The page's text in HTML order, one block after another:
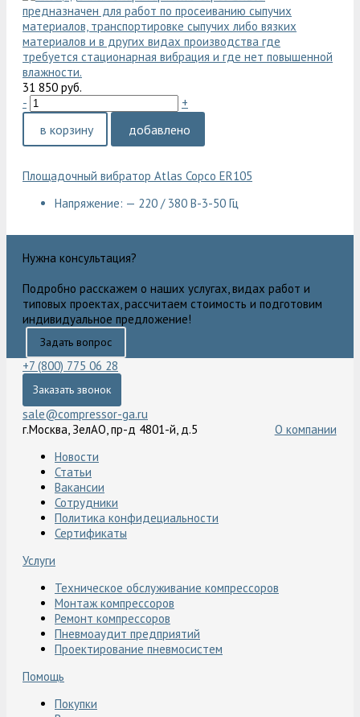
31 850 руб.
-
+
в корзину добавлено
Площадочный вибратор Atlas Copco ER105
Напряжение: — 220 / 380 В-3-50 Гц
Нужна консультация?
Подробно расскажем о наших услугах, видах работ и
типовых проектах, рассчитаем стоимость и подготовим
индивидуальное предложение!
Задать вопрос
+7 (800) 775 06 28
Заказать звонок
sale@compressor-ga.ru
г.Москва, ЗелАО, пр-д 4801-й, д.5
О компании
Новости
Статьи
Вакансии
Сотрудники
Политика конфидециальности
Сертификаты
Услуги
Техническое обслуживание компрессоров
Монтаж компрессоров
Ремонт компрессоров
Пневмоаудит предприятий
Проектирование пневмосистем
Помощь
Покупки